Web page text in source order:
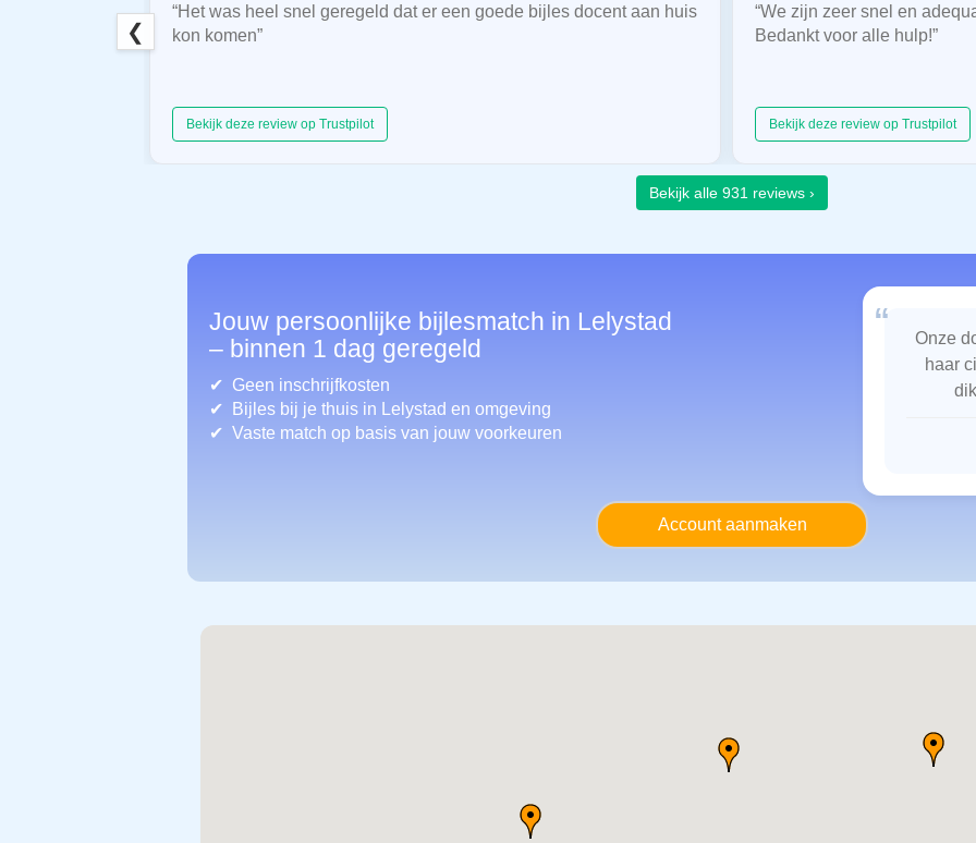
“Het was heel snel geregeld dat er een goede bijles docent aan huis
kon komen”
Bekijk deze review op Trustpilot
“We zijn zeer snel en
Bedankt voor alle hulp!”
Bekijk deze review op Trustpilot
❮
Bekijk alle 931 reviews ›
Jouw persoonlijke bijlesmatch in Lelystad
– binnen 1 dag geregeld
Geen inschrijfkosten
Bijles bij je thuis in Lelystad en omgeving
Vaste match op basis van jouw voorkeuren
“
Onze
haar
Account aanmaken